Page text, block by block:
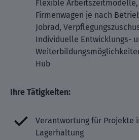
Flexible
Firmenwagen je nach
Jobrad,
Individuelle Entwicklungs-
Hub
Ihre Tätigkeiten:
Verantwortung für Projekte
Lagerhaltung